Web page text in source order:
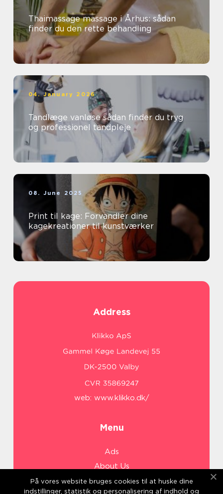
Thaimassage massage i Århus: sådan
finder du den rette behandling
04. January 2026
Tandlæge vanløse sådan finder du tryg
og professionel tandpleje
08. June 2025
Print til kage: Forvandler dine
kagekreationer til kunstværker
Address
web: www.klikko.dk/
Menu
Ads
About Us
Cookies
På vores website bruges cookies til at huske dine
indstillinger, statistik og personalisering af indhold og